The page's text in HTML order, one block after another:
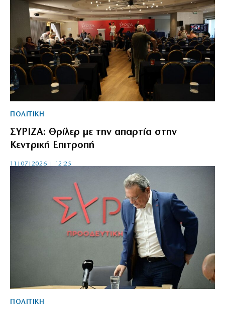
ΠΟΛΙΤΙΚΗ
ΣΥΡΙΖΑ: Θρίλερ με την απαρτία στην
Κεντρική Επιτροπή
11|07|2026 | 12:25
ΠΟΛΙΤΙΚΗ